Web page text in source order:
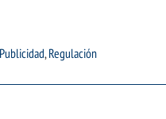
Publicidad, Regulación